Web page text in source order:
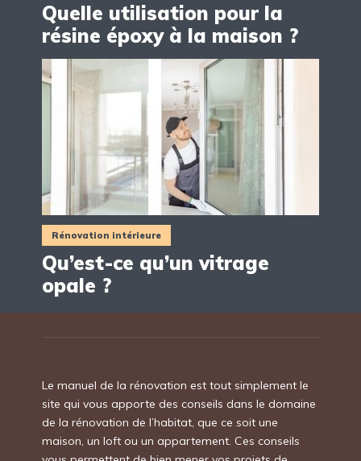
Quelle utilisation pour la
résine époxy à la maison ?
Rénovation intérieure
Qu’est-ce qu’un vitrage
opale ?
Le manuel de la rénovation est tout simplement le
site qui vous apporte des conseils dans le domaine
de la rénovation de l’habitat, que ce soit une
maison, un loft ou un appartement. Ces conseils